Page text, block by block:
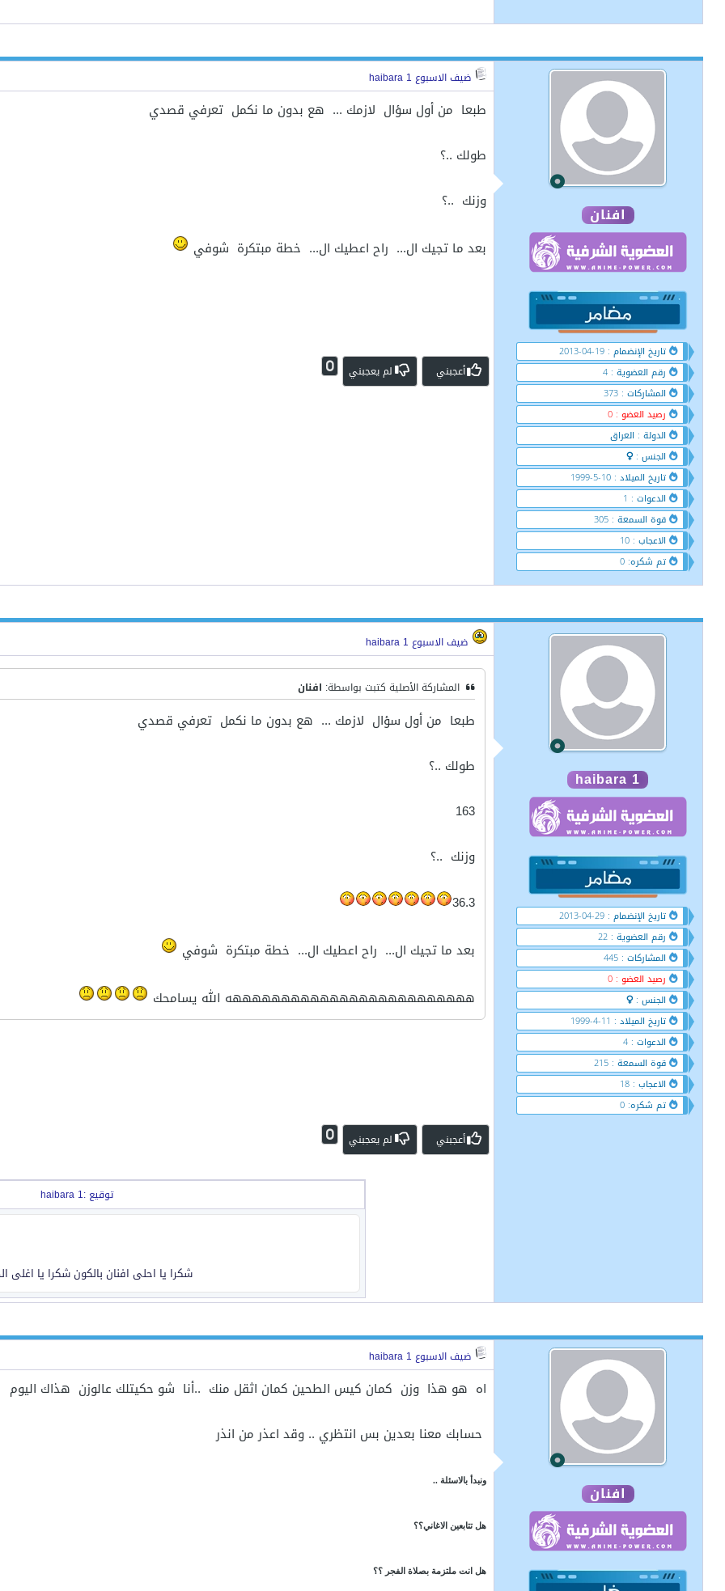
ضيف الاسبوع haibara 1
افنان
تاريخ الإنضمام : 19-04-2013
رقم العضوية : 4
المشاركات : 373
رصيد العضو : 0
الدولة : العراق
الجنس :
تاريخ الميلاد : 10-5-1999
الدعوات : 1
قوة السمعة : 305
الاعجاب : 10
تم شكره: 0
طبعا من أول سؤال لازمك ... هع بدون ما نكمل تعرفي قصدي
طولك ..؟
وزنك ..؟
بعد ما تجيك ال... راح اعطيك ال... خطة مبتكرة شوفي
أعجبني لم يعجبني 0
ضيف الاسبوع haibara 1
haibara 1
تاريخ الإنضمام : 29-04-2013
رقم العضوية : 22
المشاركات : 445
رصيد العضو : 0
الجنس :
تاريخ الميلاد : 11-4-1999
الدعوات : 4
قوة السمعة : 215
الاعجاب : 18
تم شكره: 0
المشاركة الأصلية كتبت بواسطة: افنان
طبعا من أول سؤال لازمك ... هع بدون ما نكمل تعرفي قصدي
طولك ..؟
163
وزنك ..؟
36.3
بعد ما تجيك ال... راح اعطيك ال... خطة مبتكرة شوفي
هههههههههههههههههههههههههه الله يسامحك
أعجبني لم يعجبني 0
توقيع :haibara 1
شكرا يا احلى افنان بالكون شكرا يا اغلى
ضيف الاسبوع haibara 1
افنان
اه هو هذا وزن كمان كيس الطحين كمان اثقل منك ..أنا شو حكيتلك عالوزن هذاك اليوم
حسابك معنا بعدين بس انتظري .. وقد اعذر من انذر
ونبدأ بالاسئلة ..
هل تتابعين الاغاني؟؟
هل انت ملتزمة بصلاة الفجر ؟؟